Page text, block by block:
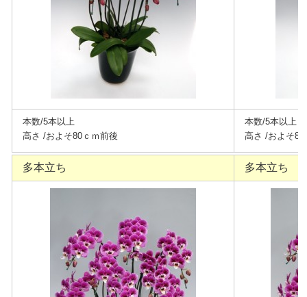
本数/5本以上
高さ /およそ80ｃｍ前後
本数/5本以上
高さ /およそ80
多本立ち 多本立ち